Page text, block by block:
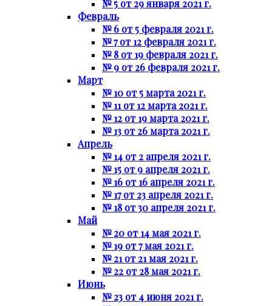
№ 5 от 29 января 2021 г.
Февраль
№ 6 от 5 февраля 2021 г.
№ 7 от 12 февраля 2021 г.
№ 8 от 19 февраля 2021 г.
№ 9 от 26 февраля 2021 г.
Март
№ 10 от 5 марта 2021 г.
№ 11 от 12 марта 2021 г.
№ 12 от 19 марта 2021 г.
№ 13 от 26 марта 2021 г.
Апрель
№ 14 от 2 апреля 2021 г.
№ 15 от 9 апреля 2021 г.
№ 16 от 16 апреля 2021 г.
№ 17 от 23 апреля 2021 г.
№ 18 от 30 апреля 2021 г.
Май
№ 20 от 14 мая 2021 г.
№ 19 от 7 мая 2021 г.
№ 21 от 21 мая 2021 г.
№ 22 от 28 мая 2021 г.
Июнь
№ 23 от 4 июня 2021 г.